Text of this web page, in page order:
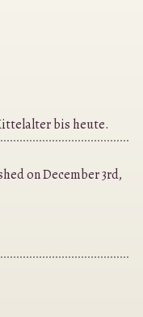
bis heute.
on December 3rd,